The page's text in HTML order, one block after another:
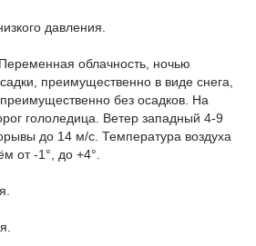
давления.
облачность, ночью
преимущественно в виде снега,
без осадков. На
гололедица. Ветер западный 4-9
до 14 м/с. Температура воздуха
от -1°, до +4°.